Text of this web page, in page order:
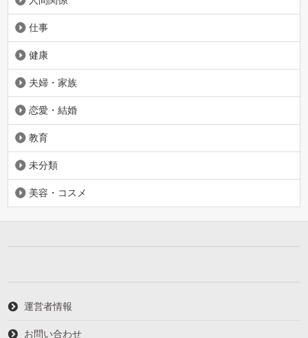
仕事
健康
夫婦・家族
恋愛・結婚
教育
未分類
美容・コスメ
運営者情報
お問い合わせ